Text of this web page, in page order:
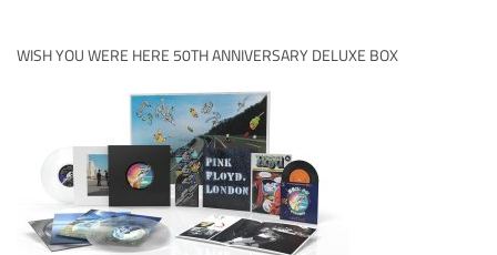
WISH YOU WERE HERE 50TH ANNIVERSARY DELUXE BOX